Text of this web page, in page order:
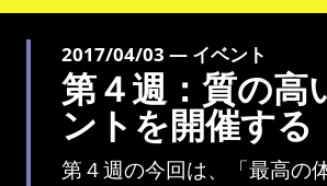
2017/04/03 — イベント
第４週：質の高
ントを開催する
第４週の今回は、「最高の